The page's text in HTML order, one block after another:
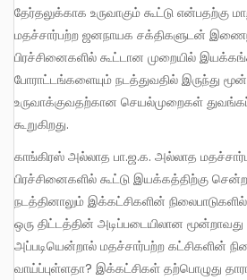
தேர்தலுக்காக உருவாகும் கூட்டு என்பதற்கு
மதச்சார்பற்ற ஜனநாயக சக்திகளுடன்
பிரச்சினைகளில் கூட்டான முறையில்
போராட்டங்களையும் நடத்துவதில் இருந்து
உருவாக்குவதற்கான செயல்முறைகள்
கூறுகிறது.
காங்கிரஸ் அல்லாத பா.ஜ.க. அல்லாத மதச்சார்பற்ற கட்சிகளுடன் மக்கள்
பிரச்சினைகளில் கூட்டு இயக்கத்திற்கு
நடத்தினாலும் இக்கட்சிகளின்
ஒரு திட்டத்தின் அடிப்படையிலான மூன்றாவது
அப்படியென்றால் மதச்சார்பற்ற கட்சிகளின்
வாய்ப்புள்ளதா? இக்கட்சிகள் தற்பொழுது